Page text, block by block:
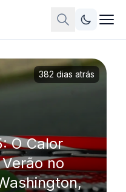
O Calor
no
382 dias atrás